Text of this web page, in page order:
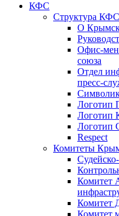
КФС
Структура КФС
О
Офис-
союза
Отдел
пресс-
Логотип
Логотип
Логотип
Respect
Комитеты
Комитет
Комитет
Комитет